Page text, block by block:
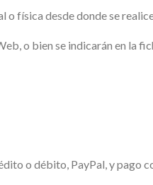
física desde donde se
o bien se indicarán en la
o débito, PayPal, y pago